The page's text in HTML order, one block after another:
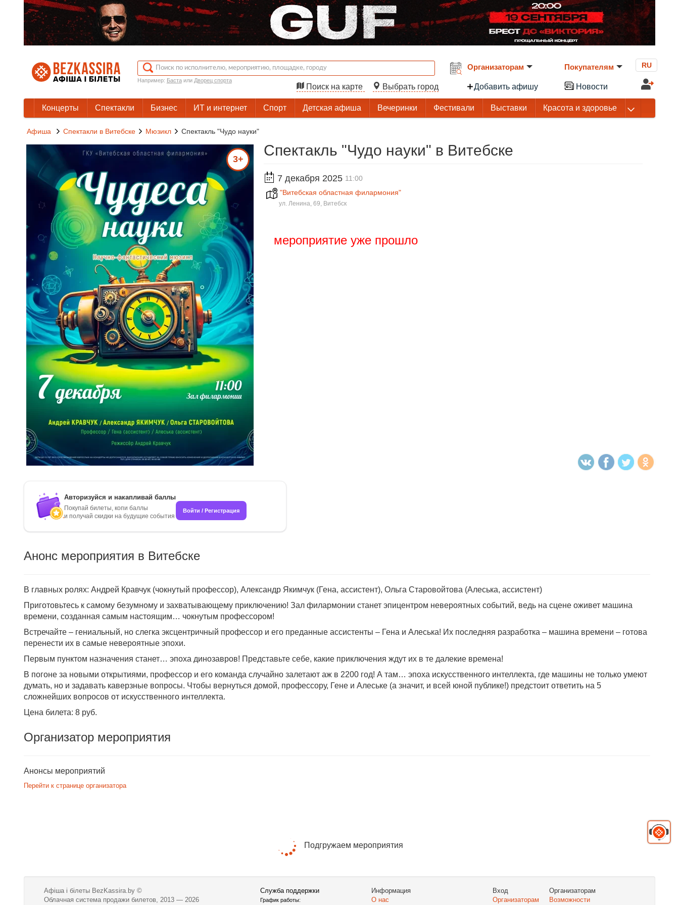
Например: Бастаили Дворец спорта
Поиск на карте Выбрать город
Организаторам
Добавить афишу
Покупателям
Новости
RU
Концерты Спектакли Бизнес ИТ и интернет Спорт Детская афиша Вечеринки Фестивали Выставки Красота и здоровье
Афиша Спектакли в Витебске Мюзикл Спектакль "Чудо науки"
3+
Спектакль "Чудо науки" в Витебске
7 декабря 2025 11:00
"Витебская областная филармония"
ул. Ленина, 69, Витебск
мероприятие уже прошло
Авторизуйся и накапливай баллы
Покупай билеты, копи баллы
и получай скидки на будущие события
Войти / Регистрация
Анонс мероприятия в Витебске
В главных ролях: Андрей Кравчук (чокнутый профессор), Александр Якимчук (Гена, ассистент), Ольга Старовойтова (Алеська, ассистент)
Приготовьтесь к самому безумному и захватывающему приключению! Зал филармонии станет эпицентром невероятных событий, ведь на сцене оживет машина
времени, созданная самым настоящим… чокнутым профессором!
Встречайте – гениальный, но слегка эксцентричный профессор и его преданные ассистенты – Гена и Алеська! Их последняя разработка – машина времени – готова
перенести их в самые невероятные эпохи.
Первым пунктом назначения станет… эпоха динозавров! Представьте себе, какие приключения ждут их в те далекие времена!
В погоне за новыми открытиями, профессор и его команда случайно залетают аж в 2200 год! А там… эпоха искусственного интеллекта, где машины не только умеют
думать, но и задавать каверзные вопросы. Чтобы вернуться домой, профессору, Гене и Алеське (а значит, и всей юной публике!) предстоит ответить на 5
сложнейших вопросов от искусственного интеллекта.
Цена билета: 8 руб.
Организатор мероприятия
Анонсы мероприятий
Перейти к странице организатора
Подгружаем мероприятия
Афіша і білеты BezKassira.by ©
Облачная система продажи билетов, 2013 — 2026
Служба поддержки
График работы:
Информация
О нас
Вход
Организаторам
Организаторам
Возможности